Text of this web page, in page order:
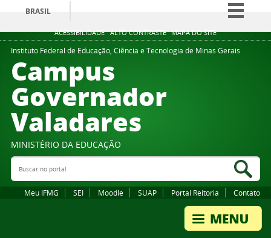
ACESSIBILIDADE ALTO CONTRASTE MAPA DO SITE
BRASIL
Simplifique!
Comunica BR
Instituto Federal de Educação, Ciência e Tecnologia de Minas Gerais
Campus
Governador
Valadares
MINISTÉRIO DA EDUCAÇÃO
Buscar no portal
Meu IFMG SEI Moodle SUAP Portal Reitoria Contato